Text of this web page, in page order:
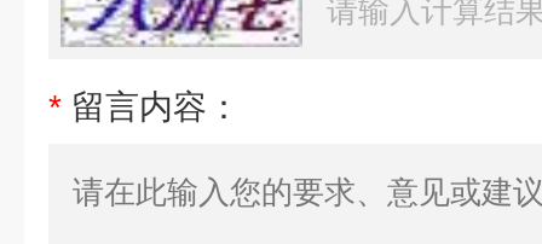
* 留言内容：